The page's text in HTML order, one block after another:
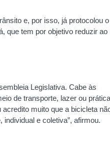
e, por isso, já protocolou o
que tem por objetivo reduzir ao
Legislativa. Cabe às
de transporte, lazer ou
muito que a bicicleta
e coletiva”, afirmou.